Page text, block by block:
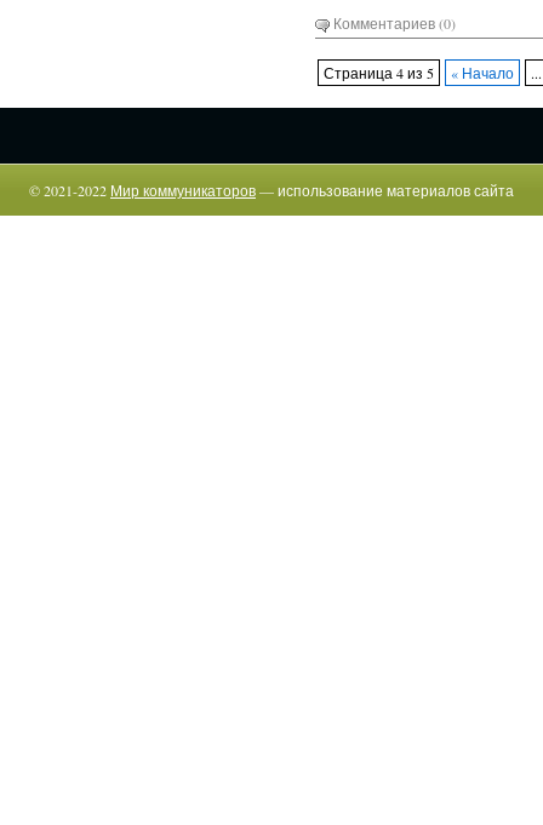
Комментариев (0)
Страница 4 из 5 « Начало ...
© 2021-2022 Мир коммуникаторов— использование материалов сайта